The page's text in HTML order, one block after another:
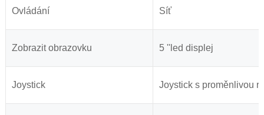
Ovládání Síť
Zobrazit obrazovku 5 ''led displej
Joystick Joystick s proměnlivou